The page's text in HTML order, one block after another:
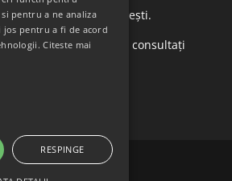
nr. 3, Sector 1, București.
vă rugăm să consultați
a produselor
pentru a ne analiza
jos pentru a fi de acord
Citeste mai
RESPINGE